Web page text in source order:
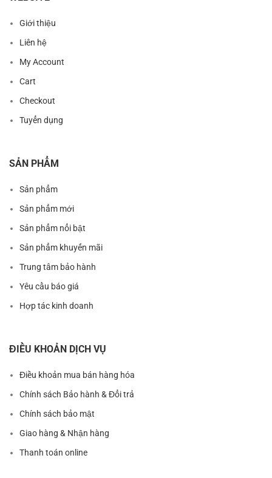
Giới thiệu
Liên hệ
My Account
Cart
Checkout
Tuyển dụng
SẢN PHẨM
Sản phẩm
Sản phẩm mới
Sản phẩm nổi bật
Sản phẩm khuyến mãi
Trung tâm bảo hành
Yêu cầu báo giá
Hợp tác kinh doanh
ĐIỀU KHOẢN DỊCH VỤ
Điều khoản mua bán hàng hóa
Chính sách Bảo hành & Đổi trả
Chính sách bảo mật
Giao hàng & Nhận hàng
Thanh toán online